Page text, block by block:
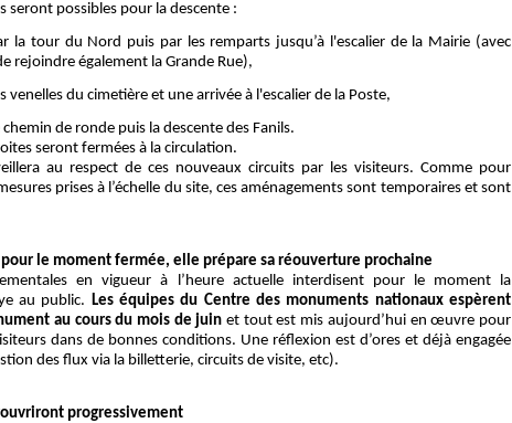
seront possibles pour la descente :
du Nord puis par les remparts jusqu’à l'escalier de la Mairie (avec
rejoindre également la Grande Rue),
du cimetière et une arrivée à l'escalier de la Poste,
de ronde puis la descente des Fanils.
seront fermées à la circulation.
au respect de ces nouveaux circuits par les visiteurs. Comme pour
prises à l’échelle du site, ces aménagements sont temporaires et sont
pour le moment fermée, elle prépare sa réouverture prochaine
en vigueur à l’heure actuelle interdisent pour le moment la
au public. Les équipes du Centre des monuments nationaux espèrent
au cours du mois de juin et tout est mis aujourd’hui en œuvre pour
dans de bonnes conditions. Une réflexion est d’ores et déjà engagée
des flux via la billetterie, circuits de visite, etc).
progressivement